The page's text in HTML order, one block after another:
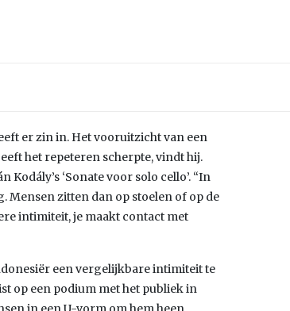
er zin in. Het vooruitzicht van een
het repeteren scherpte, vindt hij.
‘Sonate voor solo cello’. “In
Mensen zitten dan op stoelen of op de
intimiteit, je maakt contact met
een vergelijkbare intimiteit te
op een podium met het publiek in